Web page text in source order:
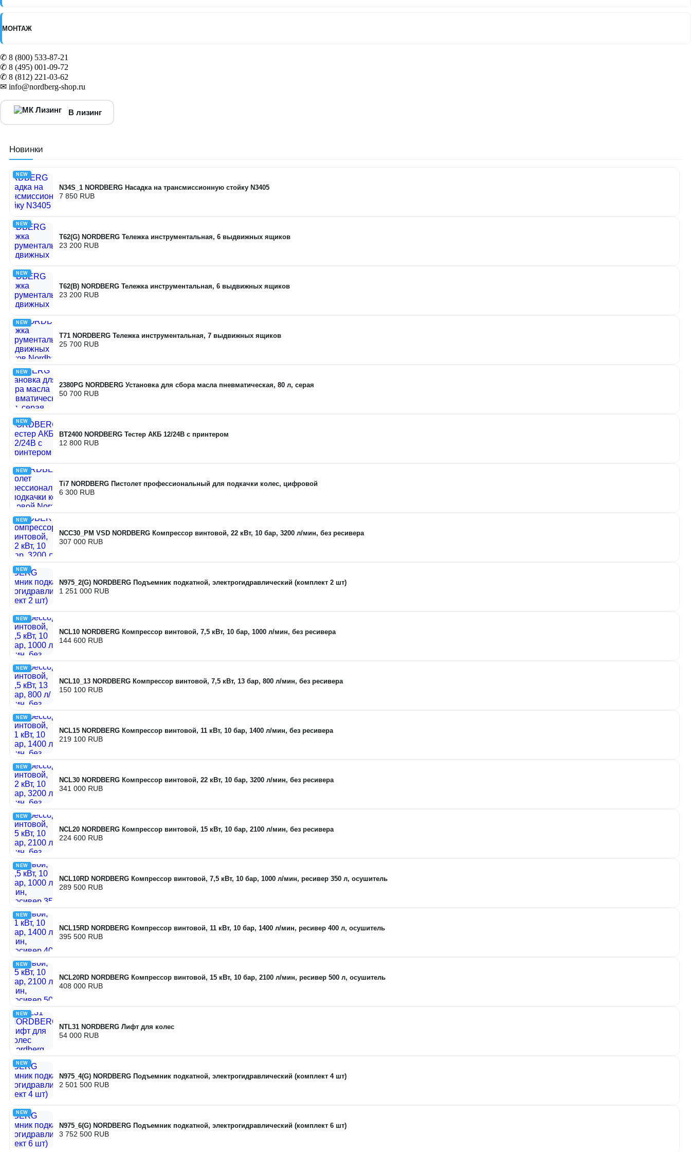
МОНТАЖ
✆ 8 (800) 533-87-21
✆ 8 (495) 001-09-72
✆ 8 (812) 221-03-62
✉ info@nordberg-shop.ru
В лизинг
Новинки
NEW
N34S_1 NORDBERG Насадка на трансмиссионную стойку N3405
7 850 RUB
NEW
T62(G) NORDBERG Тележка инструментальная, 6 выдвижных ящиков
23 200 RUB
NEW
T62(B) NORDBERG Тележка инструментальная, 6 выдвижных ящиков
23 200 RUB
NEW
T71 NORDBERG Тележка инструментальная, 7 выдвижных ящиков
25 700 RUB
NEW
2380PG NORDBERG Установка для сбора масла пневматическая, 80 л, серая
50 700 RUB
NEW
BT2400 NORDBERG Тестер АКБ 12/24В с принтером
12 800 RUB
NEW
Ti7 NORDBERG Пистолет профессиональный для подкачки колес, цифровой
6 300 RUB
NEW
NCC30_PM VSD NORDBERG Компрессор винтовой, 22 кВт, 10 бар, 3200 л/мин, без ресивера
307 000 RUB
NEW
N975_2(G) NORDBERG Подъемник подкатной, электрогидравлический (комплект 2 шт)
1 251 000 RUB
NEW
NCL10 NORDBERG Компрессор винтовой, 7,5 кВт, 10 бар, 1000 л/мин, без ресивера
144 600 RUB
NEW
NCL10_13 NORDBERG Компрессор винтовой, 7,5 кВт, 13 бар, 800 л/мин, без ресивера
150 100 RUB
NEW
NCL15 NORDBERG Компрессор винтовой, 11 кВт, 10 бар, 1400 л/мин, без ресивера
219 100 RUB
NEW
NCL30 NORDBERG Компрессор винтовой, 22 кВт, 10 бар, 3200 л/мин, без ресивера
341 000 RUB
NEW
NCL20 NORDBERG Компрессор винтовой, 15 кВт, 10 бар, 2100 л/мин, без ресивера
224 600 RUB
NEW
NCL10RD NORDBERG Компрессор винтовой, 7,5 кВт, 10 бар, 1000 л/мин, ресивер 350 л, осушитель
289 500 RUB
NEW
NCL15RD NORDBERG Компрессор винтовой, 11 кВт, 10 бар, 1400 л/мин, ресивер 400 л, осушитель
395 500 RUB
NEW
NCL20RD NORDBERG Компрессор винтовой, 15 кВт, 10 бар, 2100 л/мин, ресивер 500 л, осушитель
408 000 RUB
NEW
NTL31 NORDBERG Лифт для колес
54 000 RUB
NEW
N975_4(G) NORDBERG Подъемник подкатной, электрогидравлический (комплект 4 шт)
2 501 500 RUB
NEW
N975_6(G) NORDBERG Подъемник подкатной, электрогидравлический (комплект 6 шт)
3 752 500 RUB